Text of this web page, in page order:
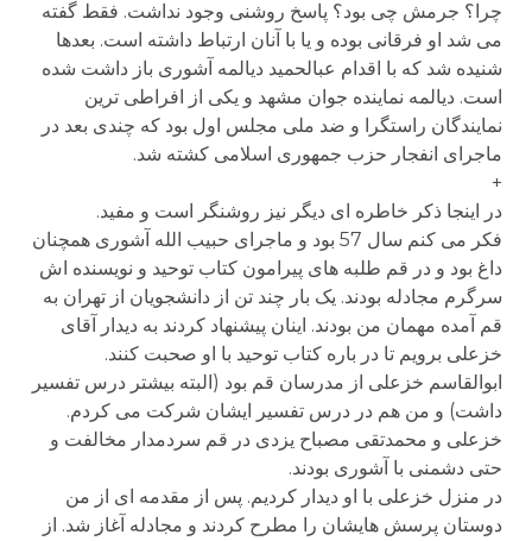
چرا؟ جرمش چی بود؟ پاسخ روشنی وجود نداشت. فقط گفته
می شد او فرقانی بوده و یا با آنان ارتباط داشته است. بعدها
شنیده شد که با اقدام عبالحمید دیالمه آشوری باز داشت شده
است. دیالمه نماینده جوان مشهد و یکی از افراطی ترین
نمایندگان راستگرا و ضد ملی مجلس اول بود که چندی بعد در
ماجرای انفجار حزب جمهوری اسلامی کشته شد.
+
در اینجا ذکر خاطره ای دیگر نیز روشنگر است و مفید.
فکر می کنم سال 57 بود و ماجرای حبیب الله آشوری همچنان
داغ بود و در قم طلبه های پیرامون کتاب توحید و نویسنده اش
سرگرم مجادله بودند. یک بار چند تن از دانشجویان از تهران به
قم آمده مهمان من بودند. اینان پیشنهاد کردند به دیدار آقای
خزعلی برویم تا در باره کتاب توحید با او صحبت کنند.
ابوالقاسم خزعلی از مدرسان قم بود (البته بیشتر درس تفسیر
داشت) و من هم در درس تفسیر ایشان شرکت می کردم.
خزعلی و محمدتقی مصباح یزدی در قم سردمدار مخالفت و
حتی دشمنی با آشوری بودند.
در منزل خزعلی با او دیدار کردیم. پس از مقدمه ای از من
دوستان پرسش هایشان را مطرح کردند و مجادله آغاز شد. از